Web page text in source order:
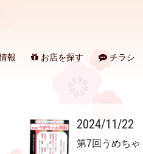
報 お店を探す チラシ
2024/11/22
第7回うめちゃ